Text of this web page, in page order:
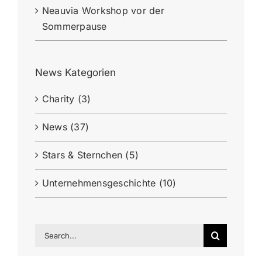
Neauvia Workshop vor der
Sommerpause
News Kategorien
Charity (3)
News (37)
Stars & Sternchen (5)
Unternehmensgeschichte (10)
Search